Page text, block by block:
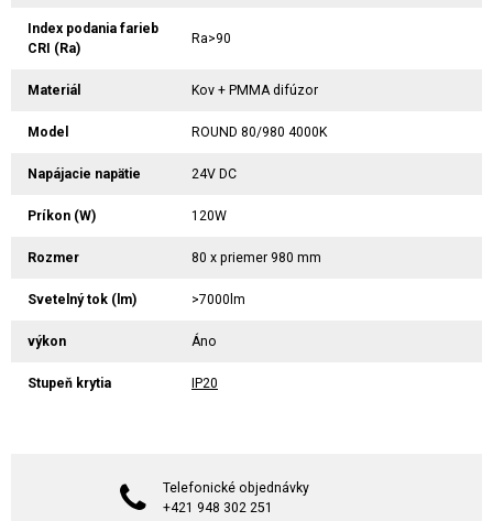
Index podania farieb
CRI (Ra)
Ra>90
Materiál Kov + PMMA difúzor
Model ROUND 80/980 4000K
Napájacie napätie 24V DC
Príkon (W) 120W
Rozmer 80 x priemer 980 mm
Svetelný tok (lm) >7000lm
výkon Áno
Stupeň krytia IP20
Telefonické objednávky
+421 948 302 251